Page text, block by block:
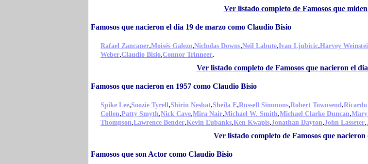
Ver listado completo de Famosos que
Famosos que nacieron el dia 19 de marzo como Claudio Bisio
Rafael Zancaner,Moisés Galezo,Nicholas Downs,Neil Labute,Ivan Ljubicic,Harvey
Weber,Claudio Bisio,Connor Trinneer,
Ver listado completo de Famosos que nacieron el
Famosos que nacieron en 1957 como Claudio Bisio
Spike Lee,Soozie Tyrell,Shirin Neshat,Sheila E,Russell Simmons,Robert Townsend,Ricardo
Collen,Patty Smyth,Nick Cave,Mira Nair,Michael W. Smith,Michael Clarke Duncan,
Thompson,Lawrence Bender,Kevin Eubanks,Ken Kwapis,Jonathan Dayton,John Lasseter,
Ver listado completo de Famosos que
Famosos que son Actor como Claudio Bisio